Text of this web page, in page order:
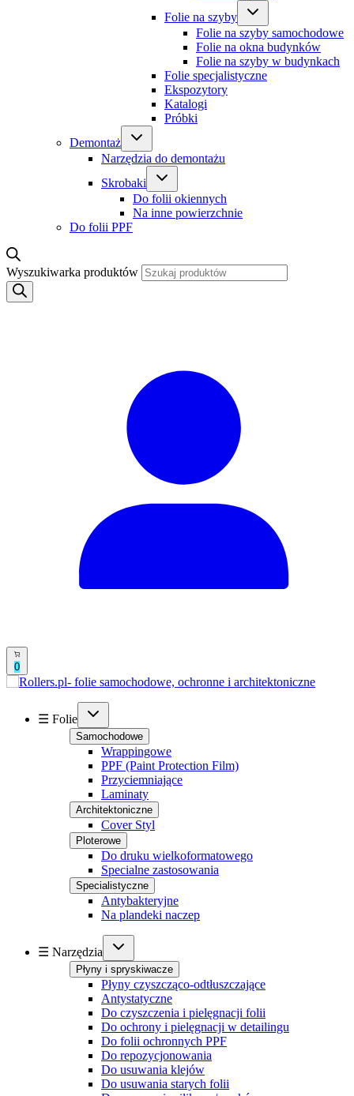
Folie na szyby
Folie na szyby samochodowe
Folie na okna budynków
Folie na szyby w budynkach
Folie specjalistyczne
Ekspozytory
Katalogi
Próbki
Demontaż
Narzędzia do demontażu
Skrobaki
Do folii okiennych
Na inne powierzchnie
Do folii PPF
Wyszukiwarka produktów
0
☰ Folie
Samochodowe
Wrappingowe
PPF (Paint Protection Film)
Przyciemniające
Laminaty
Architektoniczne
Cover Styl
Ploterowe
Do druku wielkoformatowego
Specialne zastosowania
Specialistyczne
Antybakteryjne
Na plandeki naczep
☰ Narzędzia
Płyny i spryskiwacze
Płyny czyszcząco-odtłuszczające
Antystatyczne
Do czyszczenia i pielęgnacji folii
Do ochrony i pielęgnacji w detailingu
Do folii ochronnych PPF
Do repozycjonowania
Do usuwania klejów
Do usuwania starych folii